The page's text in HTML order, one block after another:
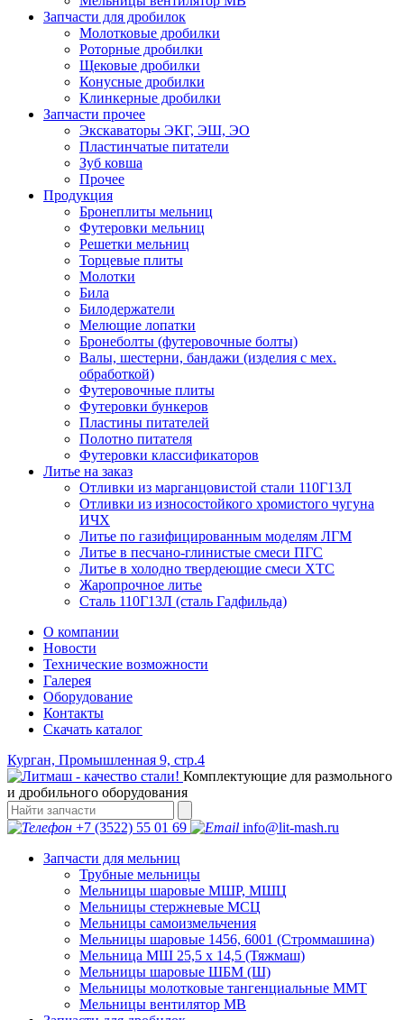
Запчасти для дробилок
Молотковые дробилки
Роторные дробилки
Щековые дробилки
Конусные дробилки
Клинкерные дробилки
Запчасти прочее
Экскаваторы ЭКГ, ЭШ, ЭО
Пластинчатые питатели
Зуб ковша
Прочее
Продукция
Бронеплиты мельниц
Футеровки мельниц
Решетки мельниц
Торцевые плиты
Молотки
Била
Билодержатели
Мелющие лопатки
Бронеболты (футеровочные болты)
Валы, шестерни, бандажи (изделия с мех.
обработкой)
Футеровочные плиты
Футеровки бункеров
Пластины питателей
Полотно питателя
Футеровки классификаторов
Литье на заказ
Отливки из марганцовистой стали 110Г13Л
Отливки из износостойкого хромистого чугуна
ИЧХ
Литье по газифицированным моделям ЛГМ
Литье в песчано-глинистые смеси ПГС
Литье в холодно твердеющие смеси ХТС
Жаропрочное литье
Сталь 110Г13Л (сталь Гадфильда)
О компании
Новости
Технические возможности
Галерея
Оборудование
Контакты
Скачать каталог
Курган, Промышленная 9, стр.4
Комплектующие для размольного
и дробильного оборудования
+7 (3522) 55 01 69
info@lit-mash.ru
Запчасти для мельниц
Трубные мельницы
Мельницы шаровые МШР, МШЦ
Мельницы стержневые МСЦ
Мельницы самоизмельчения
Мельницы шаровые 1456, 6001 (Строммашина)
Мельница МШ 25,5 х 14,5 (Тяжмаш)
Мельницы шаровые ШБМ (Ш)
Мельницы молотковые тангенциальные ММТ
Мельницы вентилятор МВ